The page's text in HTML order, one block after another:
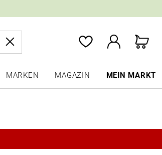
MARKEN MAGAZIN MEIN MARKT